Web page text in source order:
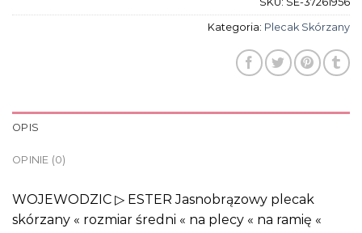
Kategoria: Plecak Skórzany
OPIS
OPINIE (0)
WOJEWODZIC ▷ ESTER Jasnobrązowy plecak
skórzany « rozmiar średni « na plecy « na ramię «